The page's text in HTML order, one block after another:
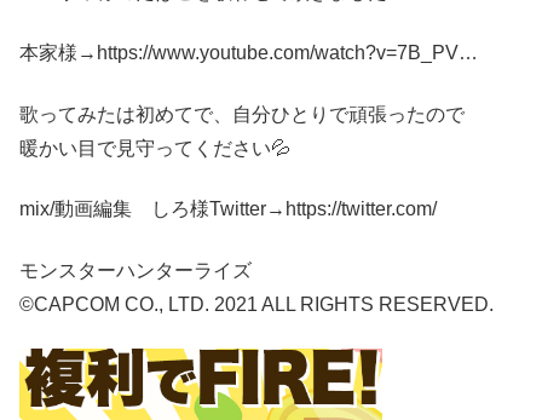
本家様→https://www.youtube.com/watch?v=7B_PV…
歌ってみたは初めてで、自分ひとりで頑張ったので
暖かい目で見守ってください💦
mix/動画編集 しろ様Twitter→https://twitter.com/
モンスターハンターライズ
©CAPCOM CO., LTD. 2021 ALL RIGHTS RESERVED.